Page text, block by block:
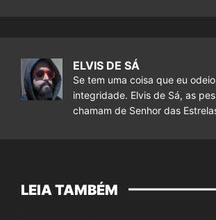
ELVIS DE SÁ
Se tem uma coisa que eu
integridade. Elvis de Sá, as
chamam de Senhor das
LEIA TAMBÉM